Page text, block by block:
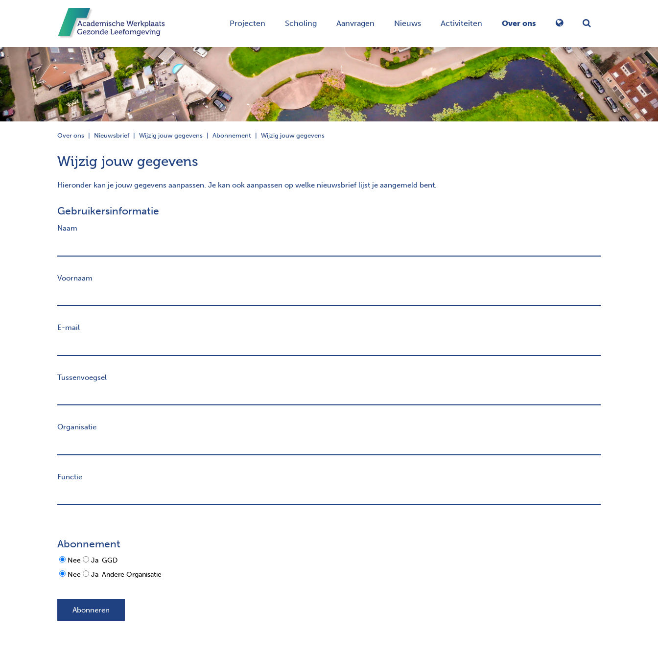
Projecten Scholing Aanvragen Nieuws Activiteiten
Over ons
Over ons Nieuwsbrief Wijzig jouw gegevens Abonnement Wijzig jouw gegevens
Wijzig jouw gegevens
Hieronder kan je jouw gegevens aanpassen. Je kan ook aanpassen op welke nieuwsbrief lijst je aangemeld bent.
Gebruikersinformatie
Naam
Voornaam
E-mail
Tussenvoegsel
Organisatie
Functie
Abonnement
Nee Ja GGD
Nee
Ja Andere Organisatie